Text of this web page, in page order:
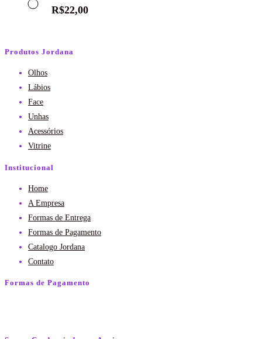
R$22,00
Produtos Jordana
Olhos
Lábios
Face
Unhas
Acessórios
Vitrine
Institucional
Home
A Empresa
Formas de Entrega
Formas de Pagamento
Catalogo Jordana
Contato
Formas de Pagamento